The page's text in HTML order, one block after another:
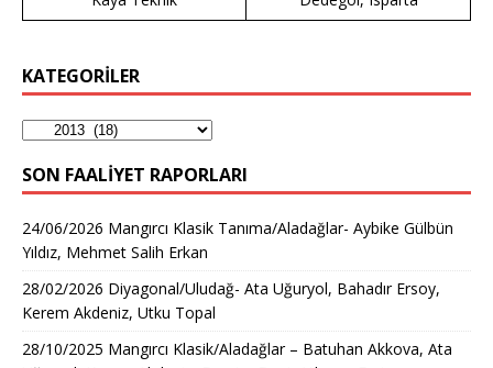
KATEGORİLER
SON FAALIYET RAPORLARI
24/06/2026 Mangırcı Klasik Tanıma/Aladağlar- Aybike Gülbün
Yıldız, Mehmet Salih Erkan
28/02/2026 Diyagonal/Uludağ- Ata Uğuryol, Bahadır Ersoy,
Kerem Akdeniz, Utku Topal
28/10/2025 Mangırcı Klasik/Aladağlar – Batuhan Akkova, Ata